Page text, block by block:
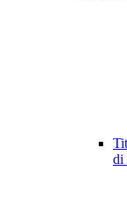
di